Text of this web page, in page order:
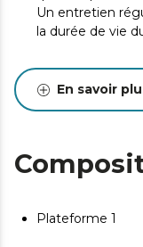
Un entretien
la durée de vie
En savoir
Plateforme 1